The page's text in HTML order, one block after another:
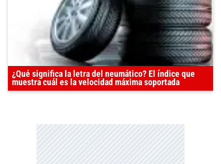
¿Qué significa la letra del neumático? El índice que
muestra cuál es la velocidad máxima soportada